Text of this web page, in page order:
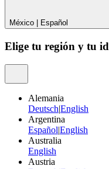
México Español
Elige tu región y tu
Alemania
Deutsch|English
Argentina
Español|English
Australia
English
Austria